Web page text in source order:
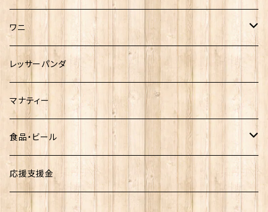
ワニ
熱川ばにお
雨宮ひかるさんグッズ
レッサーパンダ
マナティー
食品・ビール
お菓子
ビール
応援支援金